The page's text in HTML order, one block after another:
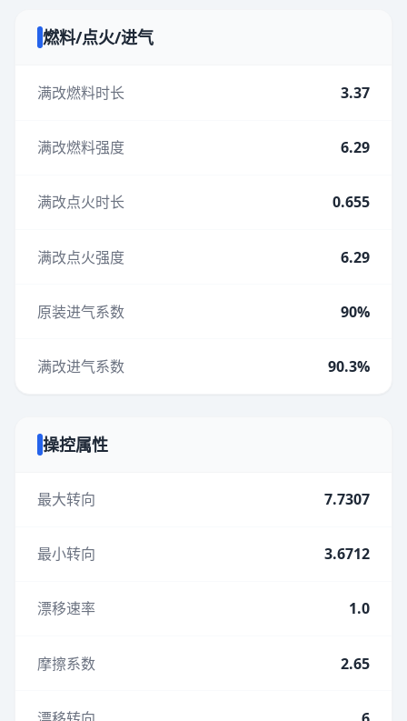
燃料/点火/进气
满改燃料时长 3.37
满改燃料强度 6.29
满改点火时长 0.655
满改点火强度 6.29
原装进气系数 90%
满改进气系数 90.3%
操控属性
最大转向 7.7307
最小转向 3.6712
漂移速率 1.0
摩擦系数 2.65